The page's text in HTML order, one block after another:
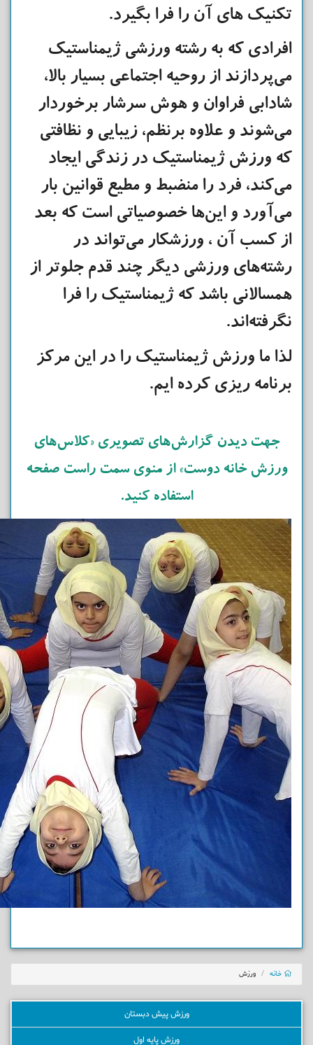
تکنیک های آن را فرا بگیرد.
افرادی که به رشته ورزشی ژیمناستیک
می‌پردازند از روحیه اجتماعی بسیار بالا،
شادابی فراوان و هوش سرشار برخوردار
می‌شوند و علاوه برنظم، زیبایی و نظافتی
که ورزش ژیمناستیک در زندگی ایجاد
می‌کند، فرد را منضبط و مطیع قوانین بار
می‌آورد و این‌ها خصوصیاتی است که بعد
از کسب آن ، ورزشکار می‌تواند در
رشته‌های ورزشی دیگر چند قدم جلوتر از
همسالانی باشد که ژیمناستیک را فرا
نگرفته‌اند.
لذا ما ورزش ژیمناستیک را در این مرکز
برنامه ریزی کرده ایم.
جهت دیدن گزارش‌های تصویری «کلاس‌های
ورزش خانه دوست» از منوی سمت راست صفحه
استفاده کنید.
خانه ورزش
ورزش پیش دبستان
ورزش پایه اول